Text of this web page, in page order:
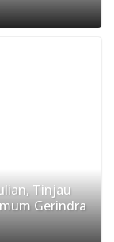
Tinjau
Gerindra